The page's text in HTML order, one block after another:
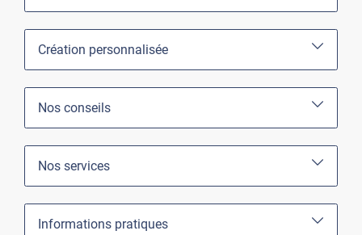
Création personnalisée
Nos conseils
Nos services
Informations pratiques